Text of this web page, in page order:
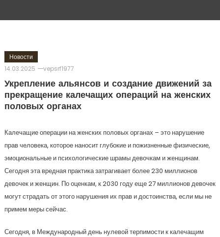
Новости
14.03.2025
vepsrf1977
Укрепление альянсов и создание движений за
прекращение калечащих операций на женских
половых органах
Калечащие операции на женских половых органах – это нарушение
прав человека, которое наносит глубокие и пожизненные физические,
эмоциональные и психологические шрамы девочкам и женщинам.
Сегодня эта вредная практика затрагивает более 230 миллионов
девочек и женщин. По оценкам, к 2030 году еще 27 миллионов девочек
могут страдать от этого нарушения их прав и достоинства, если мы не
примем меры сейчас.
Сегодня, в Международный день нулевой терпимости к калечащим